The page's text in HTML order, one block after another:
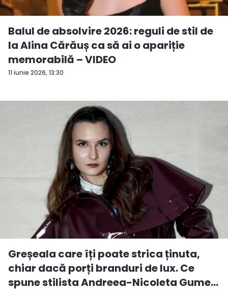
11 iunie 2026, 13:30
Balul de absolvire 2026: reguli de stil de
la Alina Cărăuș ca să ai o apariție
memorabilă – VIDEO
Greșeala care îți poate strica ținuta,
chiar dacă porți branduri de lux. Ce
spune stilista Andreea-Nicoleta Gume...